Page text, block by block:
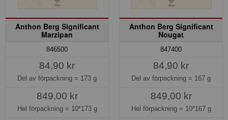
Anthon Berg Significant
Marzipan
846500
84,90 kr
Del av förpackning = 173 g
849,00 kr
Hel förpackning = 10*173 g
Anthon Berg Significant
Nougat
847400
84,90 kr
Del av förpackning = 167 g
849,00 kr
Hel förpackning = 10*167 g